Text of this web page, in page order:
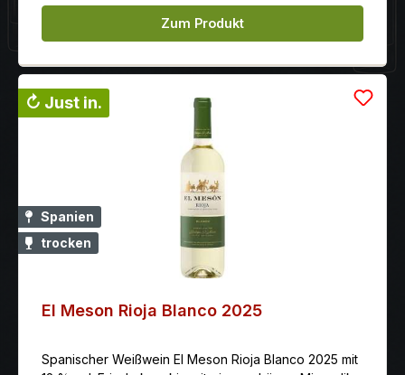
Zum Produkt
↻ Just in.
Spanien
trocken
El Meson Rioja Blanco 2025
Spanischer Weißwein El Meson Rioja Blanco 2025 mit